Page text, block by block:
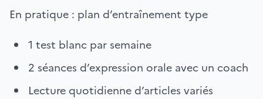
En pratique : plan d’entraînement type
1 test blanc par semaine
2 séances d’expression orale avec un coach
Lecture quotidienne d’articles variés